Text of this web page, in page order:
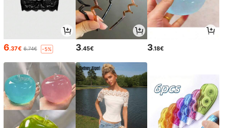
6.37€ 6.74€ -5% 3.45€ 3.18€